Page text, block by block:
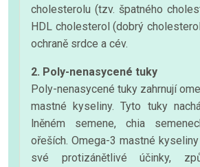
cholesterolu (tzv. špatného
HDL cholesterol (dobrý
ochraně srdce a cév.
2. Poly-nenasycené tuky
Poly-nenasycené tuky zahrnují
mastné kyseliny. Tyto tuky
lněném semene, chia
ořeších. Omega-3 mastné
své protizánětlivé účinky,